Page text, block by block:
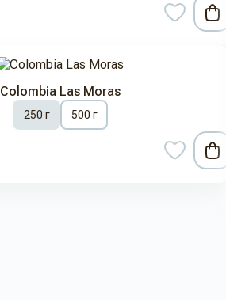
Colombia Las Moras
250 г 500 г